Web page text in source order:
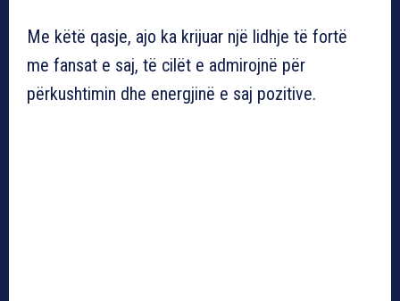
Me këtë qasje, ajo ka krijuar një lidhje të fortë
me fansat e saj, të cilët e admirojnë për
përkushtimin dhe energjinë e saj pozitive.